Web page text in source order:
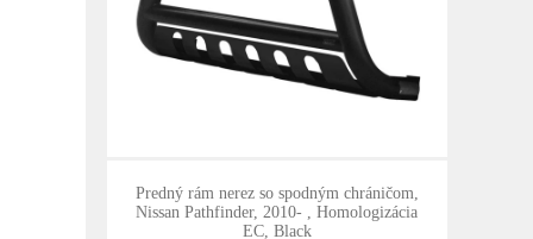
Predný rám nerez so spodným chráničom,
Nissan Pathfinder, 2010- , Homologizácia
EC, Black